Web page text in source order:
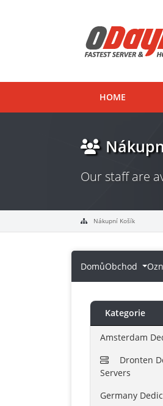
HOME
Our staff are
Nákupní Košík
DomůObchod
Kategorie
Amsterdam
Dronten
Servers
Germany